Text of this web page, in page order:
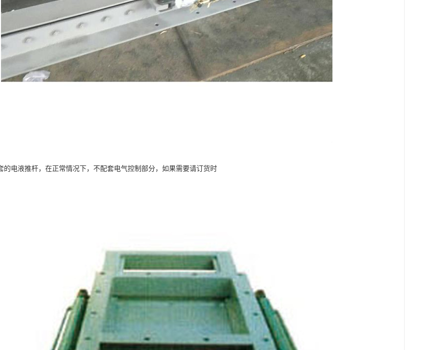
的电液推杆，在正常情况下，不配套电气控制部分，如果需要请订货时